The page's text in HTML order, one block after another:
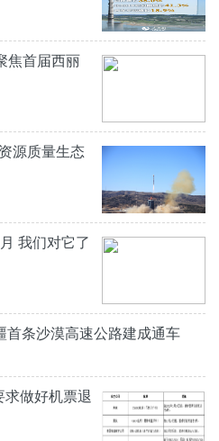
焦首届西丽
源质量生态
我们对它了
首条沙漠高速公路建成通车
求做好机票退